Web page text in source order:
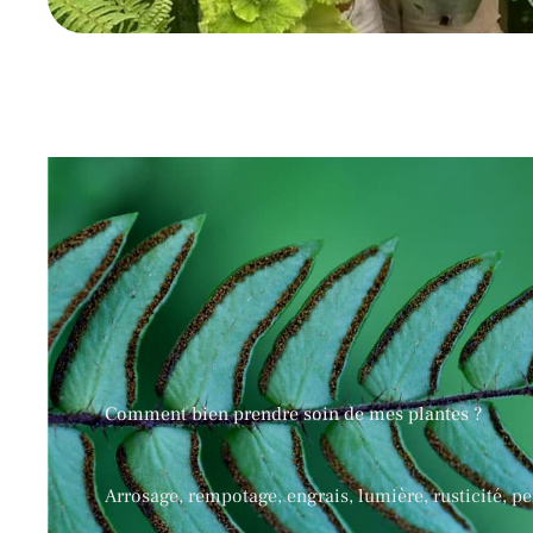
Comment bien prendre soin de mes plantes ?
Arrosage, rempotage, engrais, lumière, rusticité,